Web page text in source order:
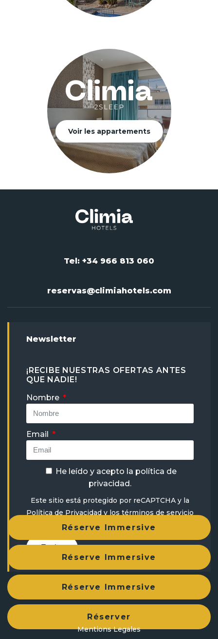
Réserve Immersive
Réserve Immersive
Réserve Immersive
Réserver
Voir les appartements
Tel: +34 966 813 060
reservas@climiahotels.com
Newsletter
¡RECIBE NUESTRAS OFERTAS ANTES
QUE NADIE!
Nombre
Email
He leído y acepto la política de
privacidad.
Este sitio está protegido por reCAPTCHA y la
Política de Privacidad y los términos de servicio
aplicados.
Enviar
Mentions Legales